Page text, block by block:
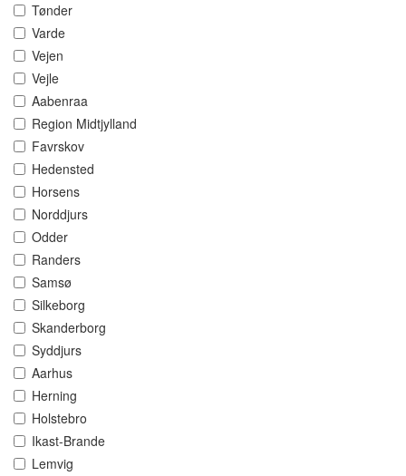
Tønder
Varde
Vejen
Vejle
Aabenraa
Region Midtjylland
Favrskov
Hedensted
Horsens
Norddjurs
Odder
Randers
Samsø
Silkeborg
Skanderborg
Syddjurs
Aarhus
Herning
Holstebro
Ikast-Brande
Lemvig